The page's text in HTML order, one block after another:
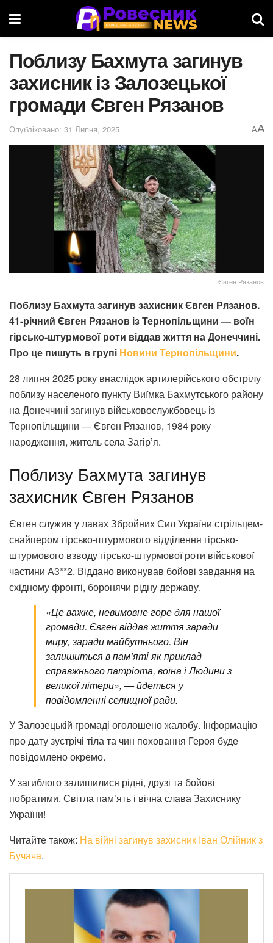
Поблизу Бахмута загинув
захисник із Залозецької
громади Євген Рязанов
Опубліковано: 31 Липня, 2025 AA
Євген Рязанов
Поблизу Бахмута загинув захисник Євген Рязанов.
41-річний Євген Рязанов із Тернопільщини — воїн
гірсько-штурмової роти віддав життя на Донеччині.
Про це пишуть в групі Новини Тернопільщини.
28 липня 2025 року внаслідок артилерійського обстрілу
поблизу населеного пункту Виїмка Бахмутського району
на Донеччині загинув військовослужбовець із
Тернопільщини — Євген Рязанов, 1984 року
народження, житель села Загір’я.
Поблизу Бахмута загинув
захисник Євген Рязанов
Євген служив у лавах Збройних Сил України стрільцем-
снайпером гірсько-штурмового відділення гірсько-
штурмового взводу гірсько-штурмової роти військової
частини А3**2. Віддано виконував бойові завдання на
східному фронті, боронячи рідну державу.
«Це важке, невимовне горе для нашої
громади. Євген віддав життя заради
миру, заради майбутнього. Він
залишиться в пам’яті як приклад
справжнього патріота, воїна і Людини з
великої літери», — йдеться у
повідомленні селищної ради.
У Залозецькій громаді оголошено жалобу. Інформацію
про дату зустрічі тіла та чин поховання Героя буде
повідомлено окремо.
У загиблого залишилися рідні, друзі та бойові
побратими. Світла пам’ять і вічна слава Захиснику
України!
Читайте також: На війні загинув захисник Іван Олійник з
Бучача.